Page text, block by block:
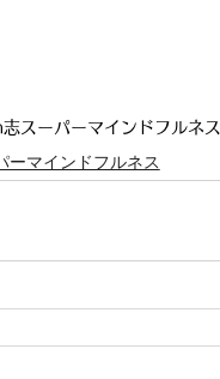
志スーパーマインドフルネス
ーマインドフルネス